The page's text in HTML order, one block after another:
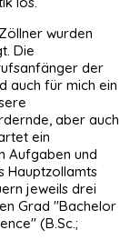
wurden
Die
der
auch für mich ein
aber auch
ein
Aufgaben und
Hauptzollamts
jeweils drei
Grad "Bachelor
(B.Sc.;